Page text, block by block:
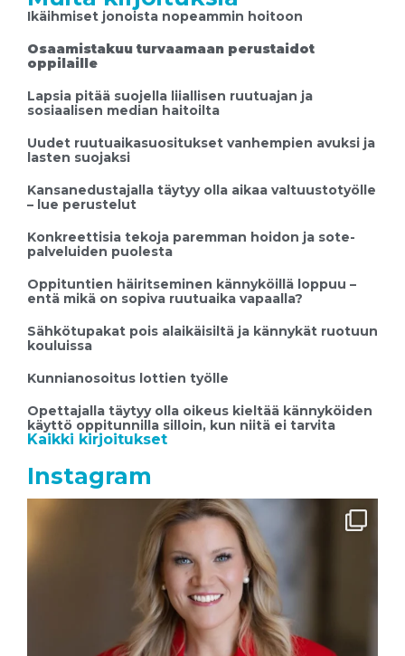
Ikäihmiset jonoista nopeammin hoitoon
Osaamistakuu turvaamaan perustaidot
oppilaille
Lapsia pitää suojella liiallisen ruutuajan ja
sosiaalisen median haitoilta
Uudet ruutuaikasuositukset vanhempien avuksi ja
lasten suojaksi
Kansanedustajalla täytyy olla aikaa valtuustotyölle
– lue perustelut
Konkreettisia tekoja paremman hoidon ja sote-
palveluiden puolesta
Oppituntien häiritseminen kännyköillä loppuu –
entä mikä on sopiva ruutuaika vapaalla?
Sähkötupakat pois alaikäisiltä ja kännykät ruotuun
kouluissa
Kunnianosoitus lottien työlle
Opettajalla täytyy olla oikeus kieltää kännyköiden
käyttö oppitunnilla silloin, kun niitä ei tarvita
Kaikki kirjoitukset
Instagram